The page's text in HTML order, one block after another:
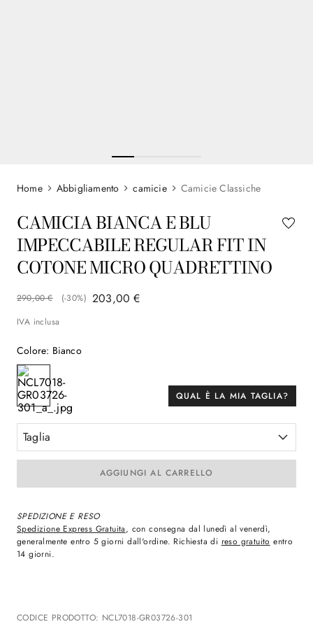
Abbigliamento camicie Camicie Classiche
CAMICIA BIANCA E BLU
IMPECCABILE REGULAR FIT IN
COTONE MICRO QUADRETTINO
290,00 € (-30%) 203,00 €
IVA inclusa
Colore: Bianco
QUAL È LA MIA TAGLIA?
Taglia
AGGIUNGI AL CARRELLO
SPEDIZIONE E RESO
Spedizione Express Gratuita, con consegna dal lunedì al venerdì,
generalmente entro 5 giorni dall'ordine. Richiesta di reso gratuito entro
14 giorni.
CODICE PRODOTTO: NCL7018-GR03726-301